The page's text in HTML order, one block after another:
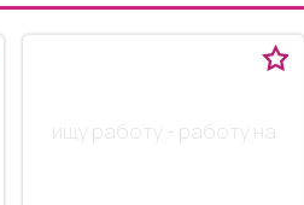
ищу работу - работу на